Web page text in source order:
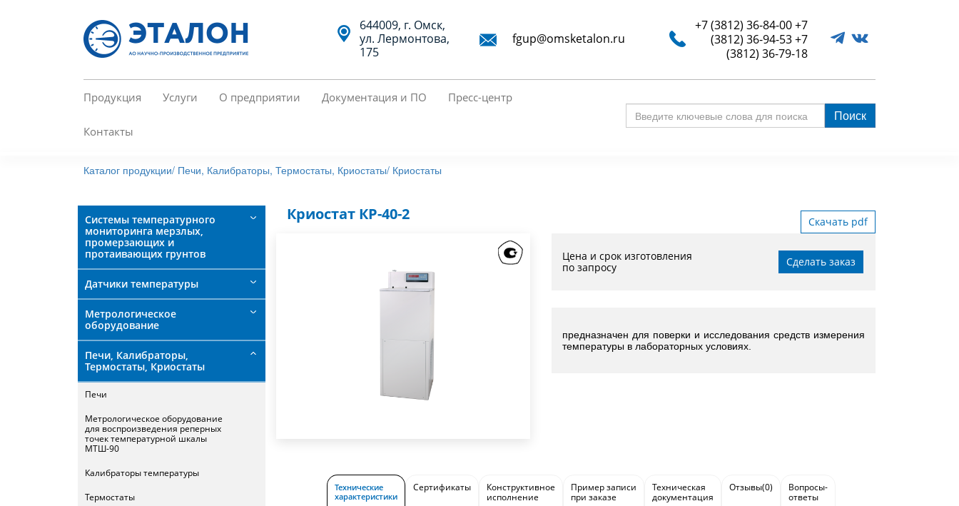
644009, г. Омск,
ул. Лермонтова,
175
fgup@omsketalon.ru
+7 (3812) 36-84-00+7
(3812) 36-94-53+7
(3812) 36-79-18
Продукция Услуги О предприятии Документация и ПО Пресс-центр
Контакты
Поиск
Каталог продукции/ Печи, Калибраторы, Термостаты, Криостаты/ Криостаты
Системы температурного
мониторинга мерзлых,
промерзающих и
протаивающих грунтов
Датчики температуры
Метрологическое
оборудование
Печи, Калибраторы,
Термостаты, Криостаты
Печи
Метрологическое оборудование
для воспроизведения реперных
точек температурной шкалы
МТШ-90
Калибраторы температуры
Термостаты
Криостат КР-40-2 Скачать pdf
Цена и срок изготовления
по запросу
Сделать заказ
предназначен для поверки и исследования средств измерения
температуры в лабораторных условиях.
Технические
характеристики
Сертификаты
Конструктивное
исполнение
Пример записи
при заказе
Техническая
документация
Отзывы(0)
Вопросы-
ответы